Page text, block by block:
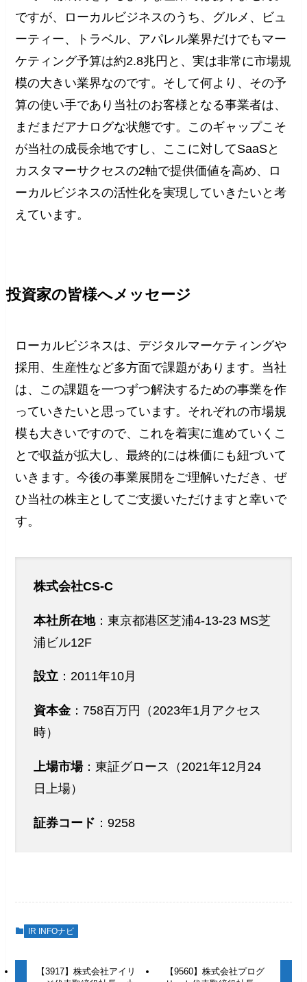
ですが、ローカルビジネスのうち、グルメ、ビュ
ーティー、トラベル、アパレル業界だけでもマー
ケティング予算は約2.8兆円と、実は非常に市場規
模の大きい業界なのです。そして何より、その予
算の使い手であり当社のお客様となる事業者は、
まだまだアナログな状態です。このギャップこそ
が当社の成長余地ですし、ここに対してSaaSと
カスタマーサクセスの2軸で提供価値を高め、ロ
ーカルビジネスの活性化を実現していきたいと考
えています。
投資家の皆様へメッセージ
ローカルビジネスは、デジタルマーケティングや
採用、生産性など多方面で課題があります。当社
は、この課題を一つずつ解決するための事業を作
っていきたいと思っています。それぞれの市場規
模も大きいですので、これを着実に進めていくこ
とで収益が拡大し、最終的には株価にも紐づいて
いきます。今後の事業展開をご理解いただき、ぜ
ひ当社の株主としてご支援いただけますと幸いで
す。
株式会社CS-C
本社所在地：東京都港区芝浦4-13-23 MS芝
浦ビル12F
設立 ：2011年10月
資本金 ：758百万円（2023年1月アクセス
時）
上場市場：東証グロース（2021年12月24
日上場）
証券コード ：9258
IR INFOナビ
【3917】株式会社アイリ
【9560】株式会社プログ